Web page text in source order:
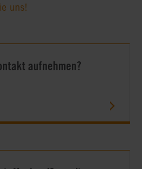
uns!
aufnehmen?